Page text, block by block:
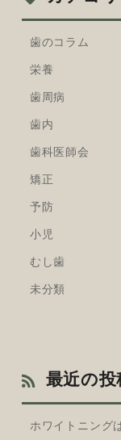
歯のコラム
栄養
歯周病
歯内
歯科医師会
矯正
予防
小児
むし歯
未分類
最近の投
ホワイトニング